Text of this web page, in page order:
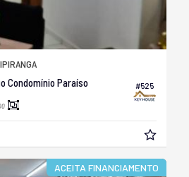
#525
Condomínio Paraíso
ACEITA FINANCIAMENTO